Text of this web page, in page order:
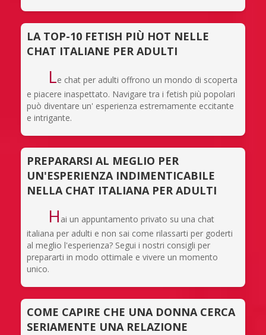
LA TOP-10 FETISH PIÙ HOT NELLE
CHAT ITALIANE PER ADULTI
Le chat per adulti offrono un mondo di scoperta
e piacere inaspettato. Navigare tra i fetish più popolari
può diventare un' esperienza estremamente eccitante
e intrigante.
PREPARARSI AL MEGLIO PER
UN'ESPERIENZA INDIMENTICABILE
NELLA CHAT ITALIANA PER ADULTI
H ai un appuntamento privato su una chat
italiana per adulti e non sai come rilassarti per goderti
al meglio l'esperienza? Segui i nostri consigli per
prepararti in modo ottimale e vivere un momento
unico.
COME CAPIRE CHE UNA DONNA CERCA
SERIAMENTE UNA RELAZIONE